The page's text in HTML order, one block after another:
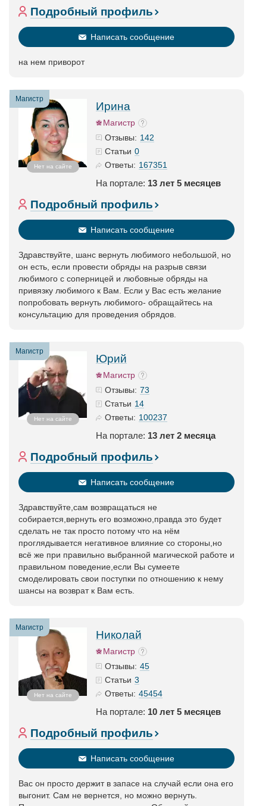
Подробный профиль
Написать сообщение
на нем приворот
Магистр
Нет на сайте
Ирина
Магистр
Отзывы: 142
Статьи 0
Ответы: 167351
На портале: 13 лет 5 месяцев
Подробный профиль
Написать сообщение
Здравствуйте, шанс вернуть любимого небольшой, но
он есть, если провести обряды на разрыв связи
любимого с соперницей и любовные обряды на
привязку любимого к Вам. Если у Вас есть желание
попробовать вернуть любимого- обращайтесь на
консультацию для проведения обрядов.
Магистр
Нет на сайте
Юрий
Магистр
Отзывы: 73
Статьи 14
Ответы: 100237
На портале: 13 лет 2 месяца
Подробный профиль
Написать сообщение
Здравствуйте,сам возвращаться не
собирается,вернуть его возможно,правда это будет
сделать не так просто потому что на нём
проглядывается негативное влияние со стороны,но
всё же при правильно выбранной магической работе и
правильном поведение,если Вы сумеете
смоделировать свои поступки по отношению к нему
шансы на возврат к Вам есть.
Магистр
Нет на сайте
Николай
Магистр
Отзывы: 45
Статьи 3
Ответы: 45454
На портале: 10 лет 5 месяцев
Подробный профиль
Написать сообщение
Вас он просто держит в запасе на случай если она его
выгонит. Сам не вернется, но можно вернуть.